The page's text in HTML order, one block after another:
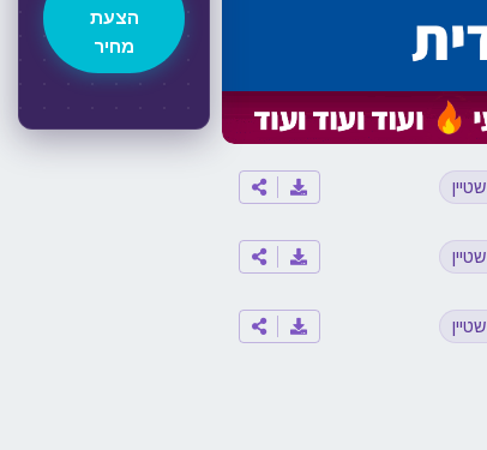
הצעת
מחיר